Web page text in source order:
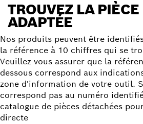
TROUVEZ LA PIÈCE
ADAPTÉE
Nos produits peuvent être
la référence à 10 chiffres qui se
Veuillez vous assurer que la
dessous correspond aux
zone d'information de votre outil.
correspond pas au numéro
catalogue de pièces détachées
directe